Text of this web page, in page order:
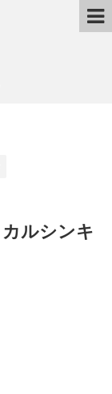
ルシンキ